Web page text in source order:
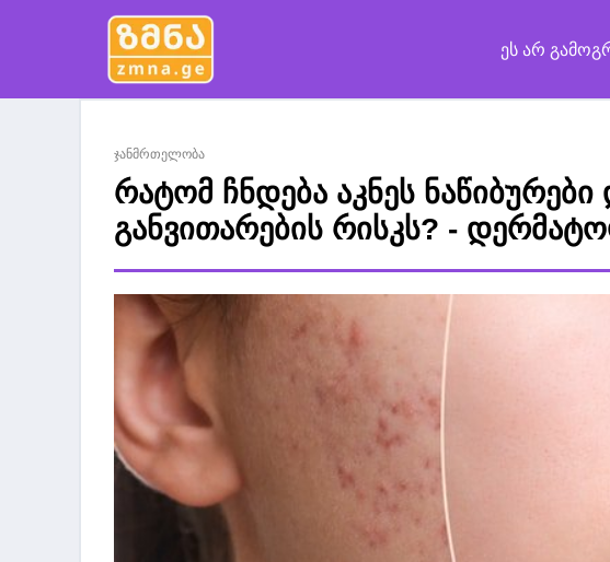
ეს არ
ჯანმრთელობა
რატომ ჩნდება აკნეს
განვითარების რისკს? -